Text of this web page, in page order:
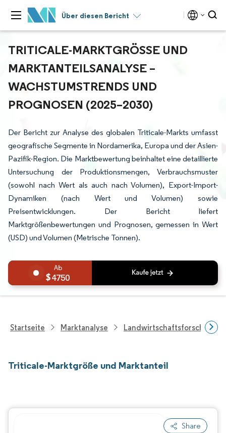
Über diesen Bericht
TRITICALE-MARKTGRÖSSE UND M
ARKTANTEILSANALYSE – W
ACHSTUMSTRENDS UND P
ROGNOSEN (2025–2030)
Der Bericht zur Analyse des globalen Triticale-Markts umfasst
geografische Segmente in Nordamerika, Europa und der Asien-
Pazifik-Region. Die Marktbewertung beinhaltet eine detaillierte
Untersuchung der Produktionsmengen, Verbrauchsmuster
(sowohl nach Wert als auch nach Volumen), Export-Import-
Dynamiken (nach Wert und Volumen) sowie
Preisentwicklungen. Der Bericht liefert
Marktgrößenbewertungen und Prognosen, gemessen in Wert
(USD) und Volumen (Metrische Tonnen).
4750
Startseite Marktanalyse Landwirtschaftsforschung
Triticale-Marktgröße und Marktanteil
Share